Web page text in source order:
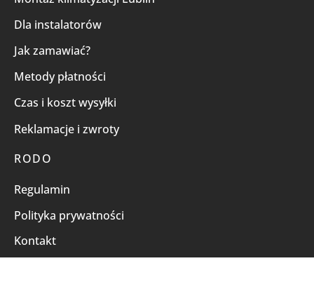
Dla instalatorów
Jak zamawiać?
Metody płatności
Czas i koszt wysyłki
Reklamacje i zwroty
RODO
Regulamin
Polityka prywatności
Kontakt